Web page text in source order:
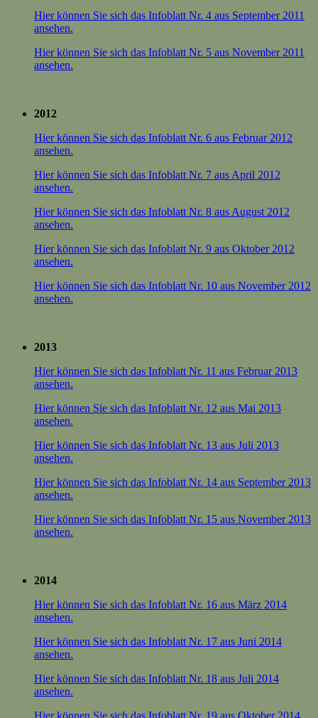
Hier können Sie sich das Infoblatt Nr. 4 aus September 2011
ansehen.
Hier können Sie sich das Infoblatt Nr. 5 aus November 2011
ansehen.
2012
Hier können Sie sich das Infoblatt Nr. 6 aus Februar 2012
ansehen.
Hier können Sie sich das Infoblatt Nr. 7 aus April 2012
ansehen.
Hier können Sie sich das Infoblatt Nr. 8 aus August 2012
ansehen.
Hier können Sie sich das Infoblatt Nr. 9 aus Oktober 2012
ansehen.
Hier können Sie sich das Infoblatt Nr. 10 aus November 2012
ansehen.
2013
Hier können Sie sich das Infoblatt Nr. 11 aus Februar 2013
ansehen.
Hier können Sie sich das Infoblatt Nr. 12 aus Mai 2013
ansehen.
Hier können Sie sich das Infoblatt Nr. 13 aus Juli 2013
ansehen.
Hier können Sie sich das Infoblatt Nr. 14 aus September 2013
ansehen.
Hier können Sie sich das Infoblatt Nr. 15 aus November 2013
ansehen.
2014
Hier können Sie sich das Infoblatt Nr. 16 aus März 2014
ansehen.
Hier können Sie sich das Infoblatt Nr. 17 aus Juni 2014
ansehen.
Hier können Sie sich das Infoblatt Nr. 18 aus Juli 2014
ansehen.